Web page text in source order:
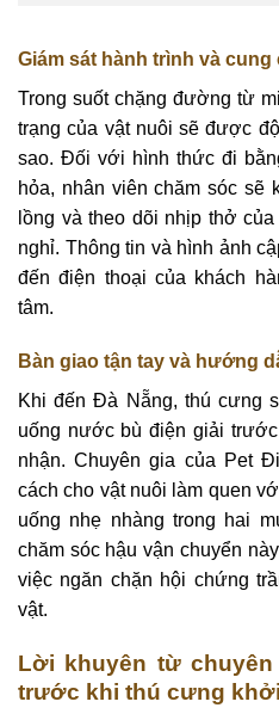
Giám sát hành trình và
Trong suốt chặng đường từ
trạng của vật nuôi sẽ được
sao. Đối với hình thức đi
hỏa, nhân viên chăm sóc sẽ
lồng và theo dõi nhịp thở
nghỉ. Thông tin và hình ảnh
đến điện thoại của khách
tâm.
Bàn giao tận tay và hướng
Khi đến Đà Nẵng, thú cưng
uống nước bù điện giải
nhận. Chuyên gia của Pet
cách cho vật nuôi làm quen
uống nhẹ nhàng trong hai
chăm sóc hậu vận chuyển
việc ngăn chặn hội chứng
vật.
Lời khuyên từ
trước khi thú cưng